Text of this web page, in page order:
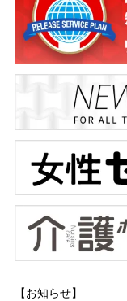
【お知らせ】